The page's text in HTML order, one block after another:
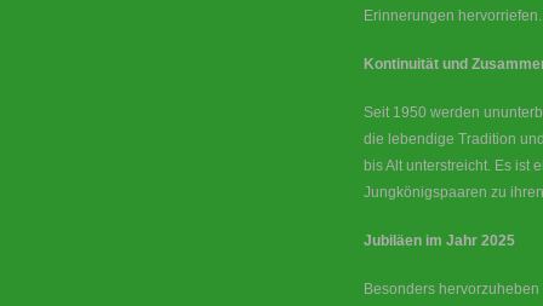
Erinnerungen hervorriefen.
Kontinuität und
Seit 1950 werden
die lebendige Tradition
bis Alt unterstreicht. Es ist
Jungkönigspaaren zu
Jubiläen im Jahr 2025
Besonders